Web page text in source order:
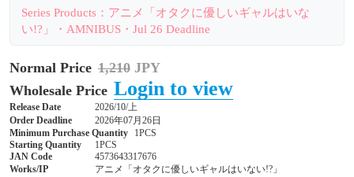
Series Products：アニメ「オタクに優しいギャルはいな
い!?」・AMNIBUS・Jul 26 Deadline
Normal Price 1,210 JPY
Wholesale Price Login to view
Release Date
2026/10/上
Order Deadline
2026年07月26日
Minimum Purchase Quantity
1PCS
Starting Quantity
1PCS
JAN Code
4573643317676
Works/IP
アニメ「オタクに優しいギャルはいない!?」